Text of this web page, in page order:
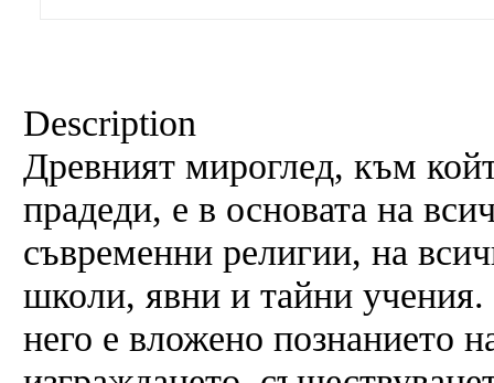
Description
Древният мироглед, към
прадеди, е в основата на
съвременни религии, на
школи, явни и тайни
него е вложено познанието